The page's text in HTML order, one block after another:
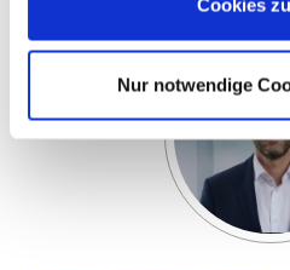
Cookies
Nur notwendige